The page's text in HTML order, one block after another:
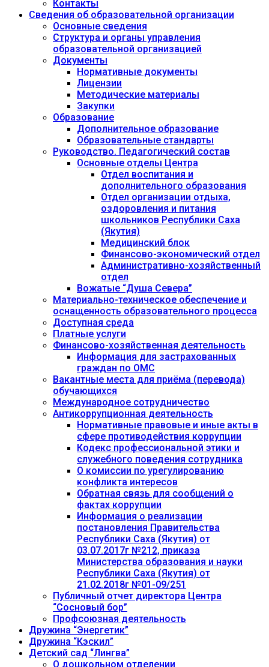
Контакты
Сведения об образовательной организации
Основные сведения
Структура и органы управления
образовательной организацией
Документы
Нормативные документы
Лицензии
Методические материалы
Закупки
Образование
Дополнительное образование
Образовательные стандарты
Руководство. Педагогический состав
Основные отделы Центра
Отдел воспитания и
дополнительного образования
Отдел организации отдыха,
оздоровления и питания
школьников Республики Саха
(Якутия)
Медицинский блок
Финансово-экономический отдел
Административно-хозяйственный
отдел
Вожатые “Душа Севера”
Материально-техническое обеспечение и
оснащенность образовательного процесса
Доступная среда
Платные услуги
Финансово-хозяйственная деятельность
Информация для застрахованных
граждан по ОМС
Вакантные места для приёма (перевода)
обучающихся
Международное сотрудничество
Антикоррупционная деятельность
Нормативные правовые и иные акты в
сфере противодействия коррупции
Кодекс профессиональной этики и
служебного поведения сотрудника
О комиссии по урегулированию
конфликта интересов
Обратная связь для сообщений о
фактах коррупции
Информация о реализации
постановления Правительства
Республики Саха (Якутия) от
03.07.2017г №212, приказа
Министерства образования и науки
Республики Саха (Якутия) от
21.02.2018г №01-09/251
Публичный отчет директора Центра
“Сосновый бор”
Профсоюзная деятельность
Дружина “Энергетик”
Дружина “Кэскил”
Детский сад “Лингва”
О дошкольном отделении